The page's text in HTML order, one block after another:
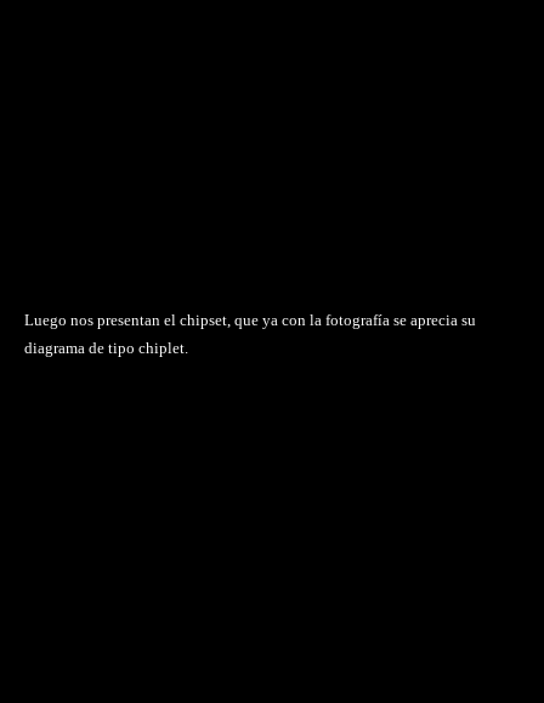
Luego nos presentan el chipset, que ya con la fotografía se aprecia su
diagrama de tipo chiplet.